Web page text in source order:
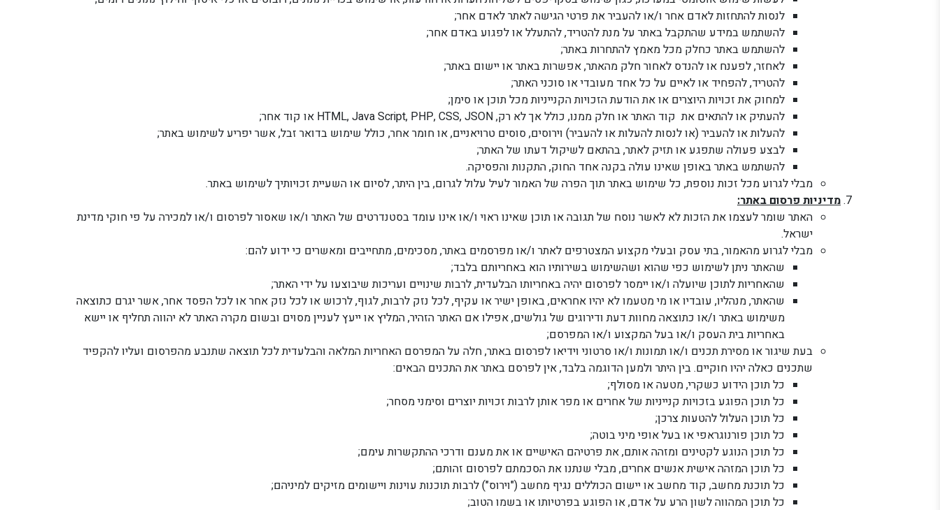
לנסות להתחזות לאדם אחר ו/או להעביר את פרטי הגישה לאתר לאדם אחר;
להשתמש במידע שהתקבל באתר על מנת להטריד, להתעלל או לפגוע באדם אחר;
להשתמש באתר כחלק מכל מאמץ להתחרות באתר;
לאחזר, לפענח או להנדס לאחור חלק מהאתר, אפשרות באתר או יישום באתר;
להטריד, להפחיד או לאיים על כל אחד מעובדי או סוכני האתר;
למחוק את זכויות היוצרים או את הודעת הזכויות הקנייניות מכל תוכן או סימן;
להעתיק או להתאים את קוד האתר או חלק ממנו, כולל אך לא רק, HTML, Java Script, PHP, CSS, JSON או קוד אחר;
להעלות או להעביר (או לנסות להעלות או להעביר) וירוסים, סוסים טרויאניים, או חומר אחר, כולל שימוש בדואר זבל, אשר יפריע לשימוש באתר;
לבצע פעולה שתפגע או תזיק לאתר, בהתאם לשיקול דעתו של האתר;
להשתמש באתר באופן שאינו עולה בקנה אחד החוק, התקנות והפסיקה.
מבלי לגרוע מכל זכות נוספת, כל שימוש באתר תוך הפרה של האמור לעיל עלול לגרום, בין היתר, לסיום או השעיית זכויותיך לשימוש באתר.
מדיניות פרסום באתר:
האתר שומר לעצמו את הזכות לא לאשר נוסח של תגובה או תוכן שאינו ראוי ו/או אינו עומד בסטנדרטים של האתר ו/או שאסור לפרסום ו/או למכירה על פי חוקי מדינת
ישראל.
מבלי לגרוע מהאמור, בתי עסק ובעלי מקצוע המצטרפים לאתר ו/או מפרסמים באתר, מסכימים, מתחייבים ומאשרים כי ידוע להם:
שהאתר ניתן לשימוש כפי שהוא ושהשימוש בשירותיו הוא באחריותם בלבד;
שהאחריות לתוכן שיועלה ו/או יימסר לפרסום יהיה באחריותו הבלעדית, לרבות שינויים ועריכות שיבוצעו על ידי האתר;
שהאתר, מנהליו, עובדיו או מי מטעמו לא יהיו אחראים, באופן ישיר או עקיף, לכל נזק לרבות, לגוף, לרכוש או לכל נזק אחר או לכל הפסד אחר, אשר יגרם כתוצאה
משימוש באתר ו/או כתוצאה מחוות דעת ודירוגים של גולשים, אפילו אם האתר הזהיר, המליץ או ייעץ לעניין מסוים ובשום מקרה האתר לא יהווה תחליף או יישא
באחריות בית העסק ו/או בעל המקצוע ו/או המפרסם;
בעת שיגור או מסירת תכנים ו/או תמונות ו/או סרטוני וידיאו לפרסום באתר, חלה על המפרסם האחריות המלאה והבלעדית לכל תוצאה שתנבע מהפרסום ועליו להקפיד
שתכנים כאלה יהיו חוקיים. בין היתר ולמען הדוגמה בלבד, אין לפרסם באתר את התכנים הבאים:
כל תוכן הידוע כשקרי, מטעה או מסולף;
כל תוכן הפוגע בזכויות קנייניות של אחרים או מפר אותן לרבות זכויות יוצרים וסימני מסחר;
כל תוכן העלול להטעות צרכן;
כל תוכן פורנוגראפי או בעל אופי מיני בוטה;
כל תוכן הנוגע לקטינים ומזהה אותם, את פרטיהם האישיים או את מענם ודרכי ההתקשרות עימם;
כל תוכן המזהה אישית אנשים אחרים, מבלי שנתנו את הסכמתם לפרסום זהותם;
כל תוכנת מחשב, קוד מחשב או יישום הכוללים נגיף מחשב ("וירוס") לרבות תוכנות עוינות ויישומים מזיקים למיניהם;
כל תוכן המהווה לשון הרע על אדם, או הפוגע בפרטיותו או בשמו הטוב;